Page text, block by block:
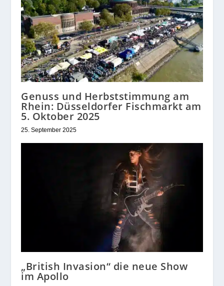
Genuss und Herbststimmung am
Rhein: Düsseldorfer Fischmarkt am
5. Oktober 2025
25. September 2025
„British Invasion“ die neue Show
im Apollo